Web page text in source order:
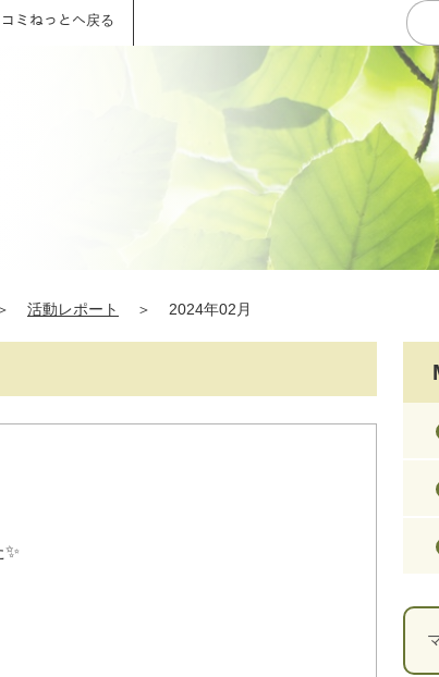
ミねっとへ戻る
活動レポート ＞ 2024年02月